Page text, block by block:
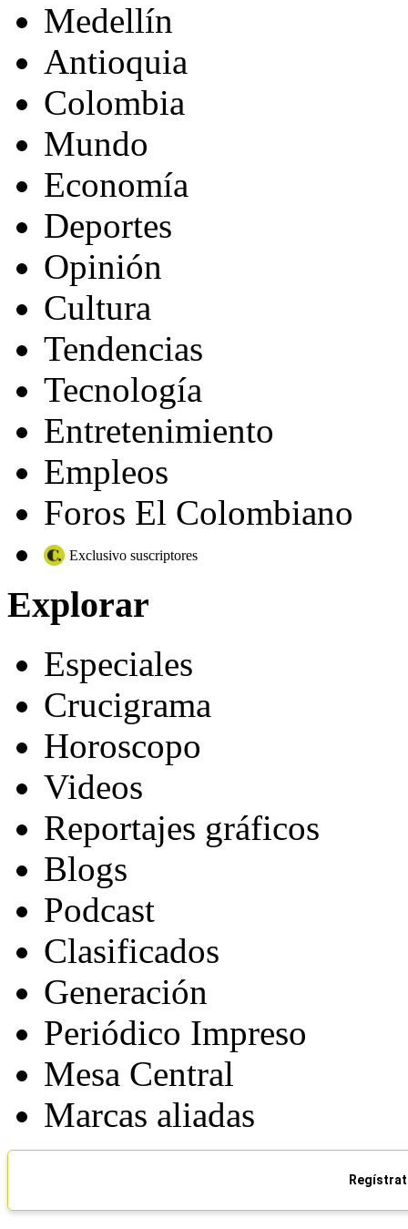
Medellín
Antioquia
Colombia
Mundo
Economía
Deportes
Opinión
Cultura
Tendencias
Tecnología
Entretenimiento
Empleos
Foros El Colombiano
Exclusivo suscriptores
Explorar
Especiales
Crucigrama
Horoscopo
Videos
Reportajes gráficos
Blogs
Podcast
Clasificados
Generación
Periódico Impreso
Mesa Central
Marcas aliadas